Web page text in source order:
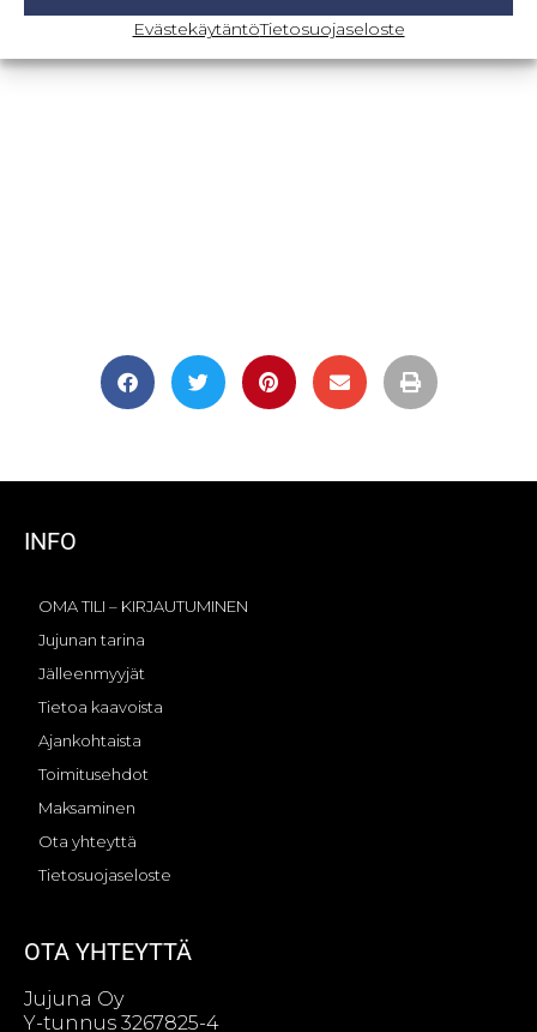
EvästekäytäntöTietosuojaseloste
BLOGI-SIVULLE
INFO
OMA TILI – KIRJAUTUMINEN
Jujunan tarina
Jälleenmyyjät
Tietoa kaavoista
Ajankohtaista
Toimitusehdot
Maksaminen
Ota yhteyttä
Tietosuojaseloste
OTA YHTEYTTÄ
Jujuna Oy
Y-tunnus 3267825-4